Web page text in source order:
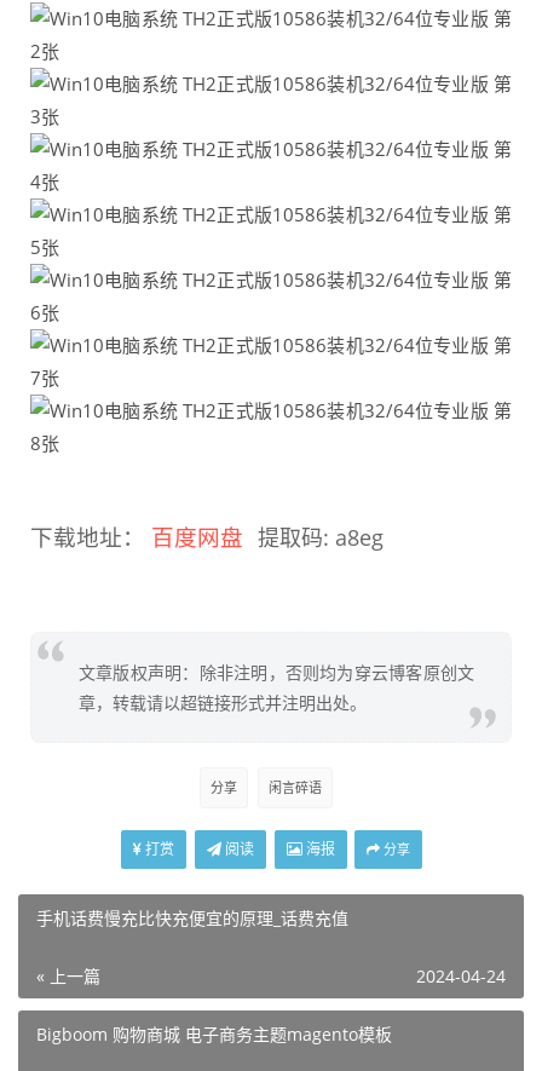
下载地址： 百度网盘 提取码: a8eg
文章版权声明：除非注明，否则均为穿云博客原创文
章，转载请以超链接形式并注明出处。
分享 闲言碎语
打赏 阅读 海报 分享
手机话费慢充比快充便宜的原理_话费充值
« 上一篇 2024-04-24
Bigboom 购物商城 电子商务主题magento模板